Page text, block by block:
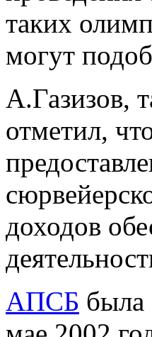
таких
могут
А.Газизов,
отметил,
доходов
АПСБ была